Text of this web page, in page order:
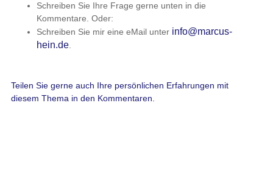
Schreiben Sie Ihre Frage gerne unten in die
Kommentare. Oder:
Schreiben Sie mir eine eMail unter info@marcus-
hein.de.
Teilen Sie gerne auch Ihre persönlichen Erfahrungen mit
diesem Thema in den Kommentaren.